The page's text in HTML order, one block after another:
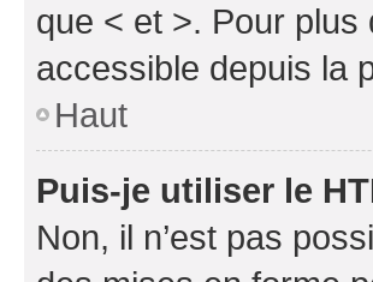
que < et >. Pour plus
accessible depuis la
Haut
Puis-je utiliser le
Non, il n’est pas